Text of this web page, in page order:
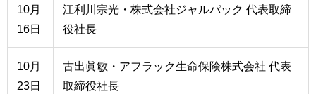
通
ア
ス
10月
16日
江利川宗光・株式会社ジャルパック 代表取締
役社長
10月
23日
古出眞敏・アフラック生命保険株式会社 代表
取締役社長